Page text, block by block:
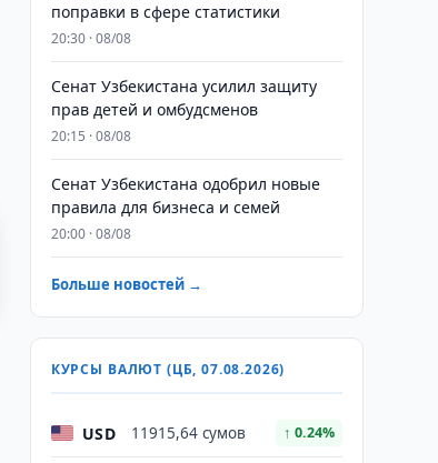
поправки в сфере статистики
20:30 · 08/08
Сенат Узбекистана усилил защиту
прав детей и омбудсменов
20:15 · 08/08
Сенат Узбекистана одобрил новые
правила для бизнеса и семей
20:00 · 08/08
Больше новостей →
КУРСЫ ВАЛЮТ (ЦБ, 07.08.2026)
USD 11915,64 сумов ↑ 0.24%